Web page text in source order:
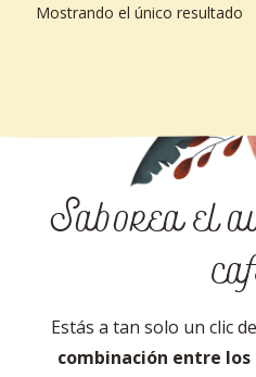
Mostrando el único resultado
Saborea el
Estás a tan solo un clic
combinación entre los